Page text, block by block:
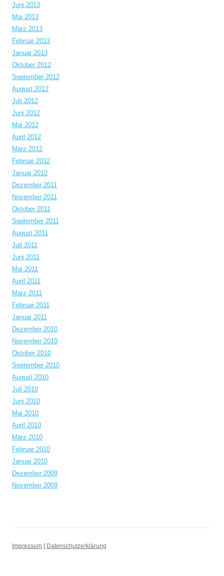
Juni 2013
Mai 2013
März 2013
Februar 2013
Januar 2013
Oktober 2012
September 2012
August 2012
Juli 2012
Juni 2012
Mai 2012
April 2012
März 2012
Februar 2012
Januar 2012
Dezember 2011
November 2011
Oktober 2011
September 2011
August 2011
Juli 2011
Juni 2011
Mai 2011
April 2011
März 2011
Februar 2011
Januar 2011
Dezember 2010
November 2010
Oktober 2010
September 2010
August 2010
Juli 2010
Juni 2010
Mai 2010
April 2010
März 2010
Februar 2010
Januar 2010
Dezember 2009
November 2009
Impressum Datenschutzerklärung